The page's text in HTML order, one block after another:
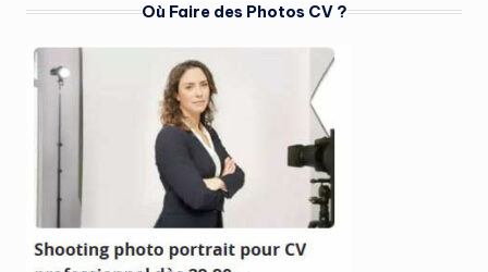
Où Faire des Photos CV ?